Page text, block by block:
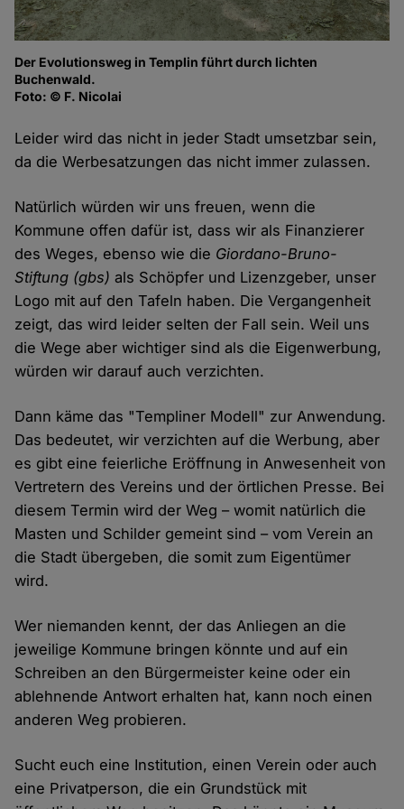
Der Evolutionsweg in Templin führt durch lichten
Buchenwald.
Foto: © F. Nicolai
Leider wird das nicht in jeder Stadt umsetzbar sein,
da die Werbesatzungen das nicht immer zulassen.
Natürlich würden wir uns freuen, wenn die
Kommune offen dafür ist, dass wir als Finanzierer
des Weges, ebenso wie die Giordano-Bruno-
Stiftung (gbs) als Schöpfer und Lizenzgeber, unser
Logo mit auf den Tafeln haben. Die Vergangenheit
zeigt, das wird leider selten der Fall sein. Weil uns
die Wege aber wichtiger sind als die Eigenwerbung,
würden wir darauf auch verzichten.
Dann käme das "Templiner Modell" zur Anwendung.
Das bedeutet, wir verzichten auf die Werbung, aber
es gibt eine feierliche Eröffnung in Anwesenheit von
Vertretern des Vereins und der örtlichen Presse. Bei
diesem Termin wird der Weg – womit natürlich die
Masten und Schilder gemeint sind – vom Verein an
die Stadt übergeben, die somit zum Eigentümer
wird.
Wer niemanden kennt, der das Anliegen an die
jeweilige Kommune bringen könnte und auf ein
Schreiben an den Bürgermeister keine oder ein
ablehnende Antwort erhalten hat, kann noch einen
anderen Weg probieren.
Sucht euch eine Institution, einen Verein oder auch
eine Privatperson, die ein Grundstück mit